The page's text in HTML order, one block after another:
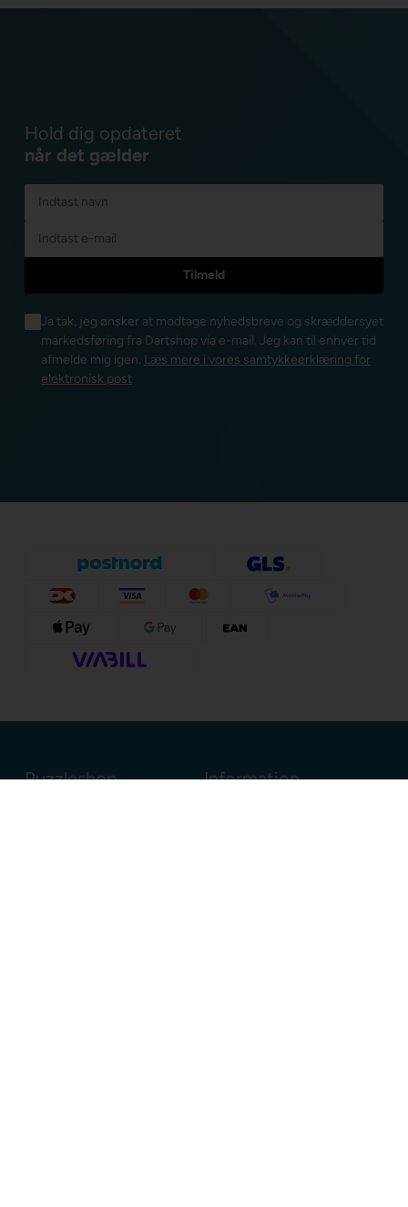
Hold dig opdateret
når det gælder
Ja tak, jeg ønsker at modtage nyhedsbreve og skræddersyet
markedsføring fra Dartshop via e-mail. Jeg kan til enhver tid
afmelde mig igen. Læs mere i vores samtykkeerklæring for
elektronisk post
Puzzleshop Information